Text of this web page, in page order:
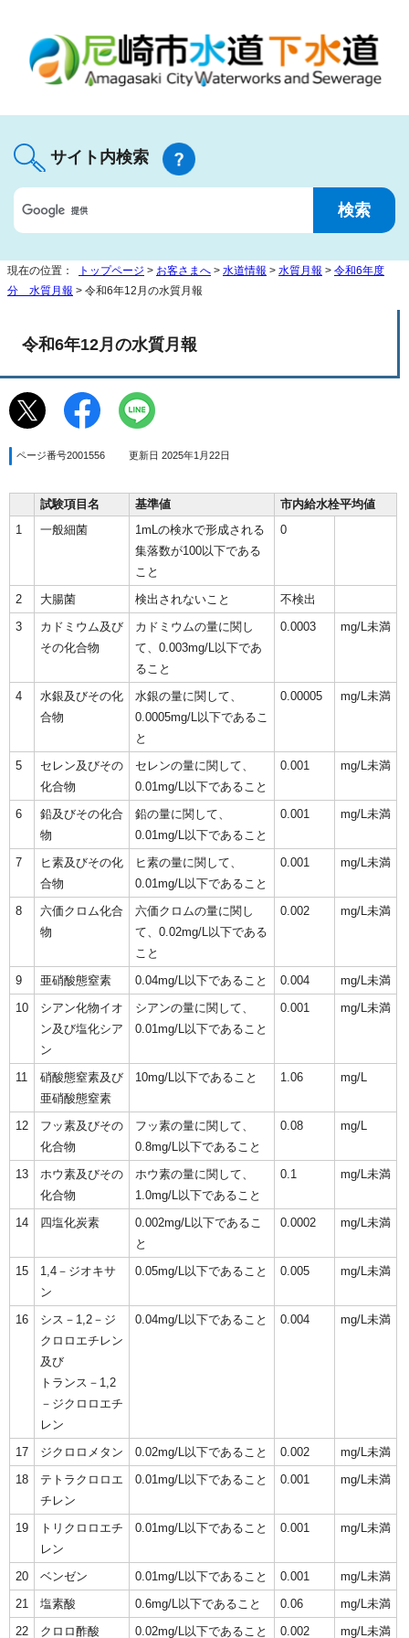
サイト内検索
現在の位置： トップページ > お客さまへ > 水道情報 > 水質月報 > 令和6年度
分 水質月報 > 令和6年12月の水質月報
令和6年12月の水質月報
ページ番号2001556 更新日 2025年1月22日
試験項目名 基準値
市内給水栓平均値
1
一般細菌
1mLの検水で形成される
集落数が100以下である
こと
0
2 大腸菌 検出されないこと
不検出
3
カドミウム及び
その化合物
カドミウムの量に関し
て、0.003mg/L以下であ
ること
0.0003 mg/L未満
4
水銀及びその化
合物
水銀の量に関して、
0.0005mg/L以下であるこ
と
0.00005 mg/L未満
5
セレン及びその
化合物
セレンの量に関して、
0.01mg/L以下であること
0.001 mg/L未満
6
鉛及びその化合
物
鉛の量に関して、
0.01mg/L以下であること
0.001 mg/L未満
7
ヒ素及びその化
合物
ヒ素の量に関して、
0.01mg/L以下であること
0.001 mg/L未満
8
六価クロム化合
物
六価クロムの量に関し
て、0.02mg/L以下である
こと
0.002 mg/L未満
9 亜硝酸態窒素 0.04mg/L以下であること 0.004
mg/L未満
10
シアン化物イオ
ン及び塩化シア
ン
シアンの量に関して、
0.01mg/L以下であること
0.001 mg/L未満
11
硝酸態窒素及び
亜硝酸態窒素
10mg/L以下であること 1.06 mg/L
12
フッ素及びその
化合物
フッ素の量に関して、
0.8mg/L以下であること
0.08 mg/L
13
ホウ素及びその
化合物
ホウ素の量に関して、
1.0mg/L以下であること
0.1 mg/L未満
14 四塩化炭素
0.002mg/L以下であるこ
と
0.0002 mg/L未満
15
1,4－ジオキサ
ン
0.05mg/L以下であること 0.005 mg/L未満
16
シス－1,2－ジ
クロロエチレン
及び
トランス－1,2
－ジクロロエチ
レン
0.04mg/L以下であること 0.004 mg/L未満
17 ジクロロメタン 0.02mg/L以下であること 0.002
mg/L未満
18
テトラクロロエ
チレン
0.01mg/L以下であること 0.001 mg/L未満
19
トリクロロエチ
レン
0.01mg/L以下であること 0.001 mg/L未満
20 ベンゼン 0.01mg/L以下であること 0.001
mg/L未満
21
塩素酸 0.6mg/L以下であること 0.06
mg/L未満
22
クロロ酢酸 0.02mg/L以下であること 0.002 mg/L未満